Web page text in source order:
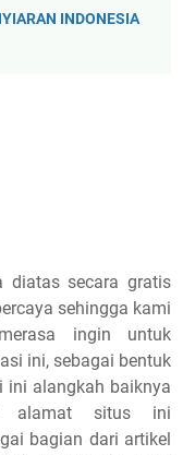
INDONESIA
diatas secara gratis
sehingga kami
ingin untuk
ini, sebagai bentuk
ini alangkah baiknya
alamat situs ini
bagian dari artikel